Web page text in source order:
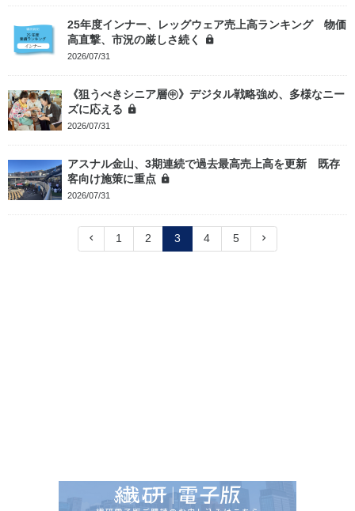
25年度インナー、レッグウェア売上高ランキング 物価
高直撃、市況の厳しさ続く
2026/07/31
《狙うべきシニア層㊥》デジタル戦略強め、多様なニー
ズに応える
2026/07/31
アスナル金山、3期連続で過去最高売上高を更新 既存
客向け施策に重点
2026/07/31
1 2 3 4 5